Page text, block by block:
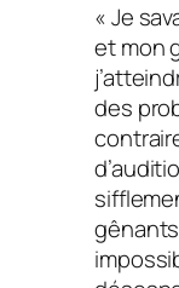
« Je
et mon
des